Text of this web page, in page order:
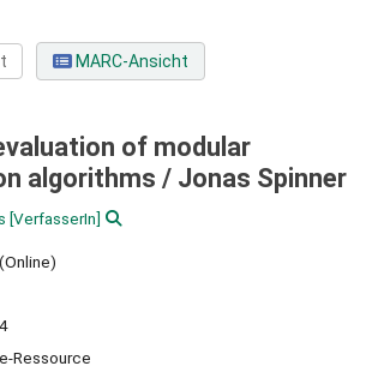
MARC-Ansicht
of modular
algorithms / Jonas Spinner
[VerfasserIn]
Ressource